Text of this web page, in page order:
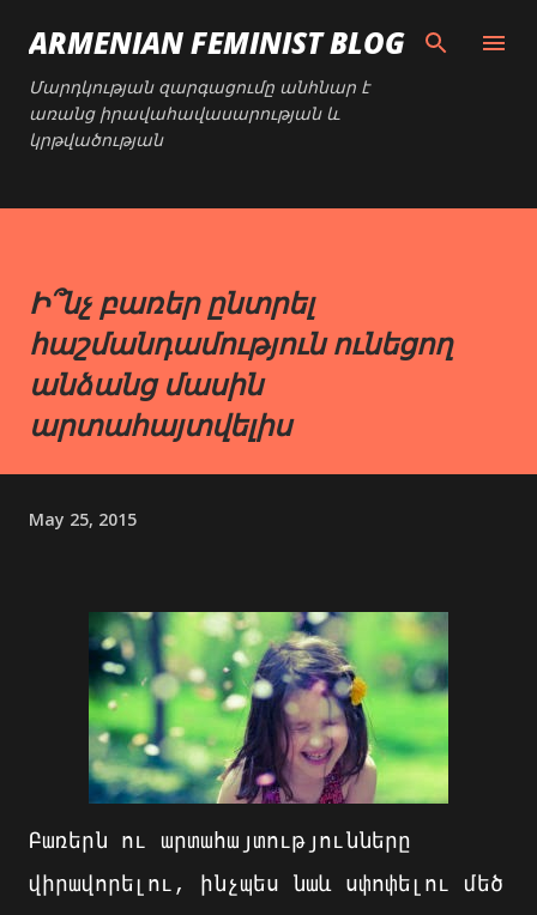
Skip to main content
ARMENIAN FEMINIST BLOG
Մարդկության զարգացումը անհնար է
առանց իրավահավասարության և
կրթվածության
Ի՞նչ բառեր ընտրել
հաշմանդամություն ունեցող
անձանց մասին
արտահայտվելիս
May 25, 2015
Բառերն ու արտահայտությունները
վիրավորելու, ինչպես նաև սփոփելու մեծ